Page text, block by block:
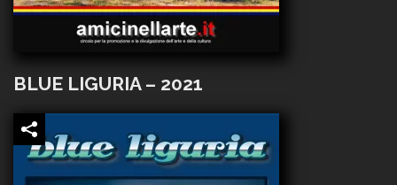
BLUE LIGURIA – 2021